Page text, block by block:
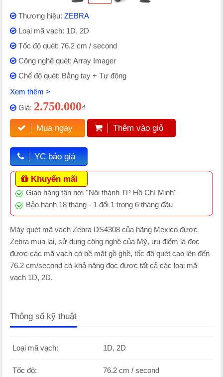
Thương hiệu: ZEBRA
Loại mã vạch: 1D, 2D
Tốc độ quét: 76.2 cm / second
Công nghệ quét: Array Imager
Chế độ quét: Bằng tay + Tự động
Xem thêm >
Giá: 2.750.000₫
Mua ngay Thêm vào giỏ
YC báo giá
Khuyến mãi
Giao hàng tận nơi ''Nội thành TP Hồ Chí Minh''
Bảo hành 18 tháng - 1 đổi 1 trong 6 tháng đầu
Máy quét mã vạch Zebra DS4308 của hãng Mexico được
Zebra mua lại, sử dụng công nghệ của Mỹ, ưu điểm là đọc
được các mã vạch có bề mặt gồ ghề, tốc độ quét cao lên đến
76.2 cm/second có khả năng đọc được tất cả các loại mã
vạch 1D, 2D.
Thông số kỹ thuật
Loại mã vạch: 1D, 2D
Tốc độ: 76.2 cm / second